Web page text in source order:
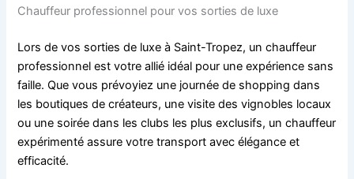
Chauffeur professionnel pour vos sorties de luxe
Lors de vos sorties de luxe à Saint-Tropez, un chauffeur
professionnel est votre allié idéal pour une expérience sans
faille. Que vous prévoyiez une journée de shopping dans
les boutiques de créateurs, une visite des vignobles locaux
ou une soirée dans les clubs les plus exclusifs, un chauffeur
expérimenté assure votre transport avec élégance et
efficacité.